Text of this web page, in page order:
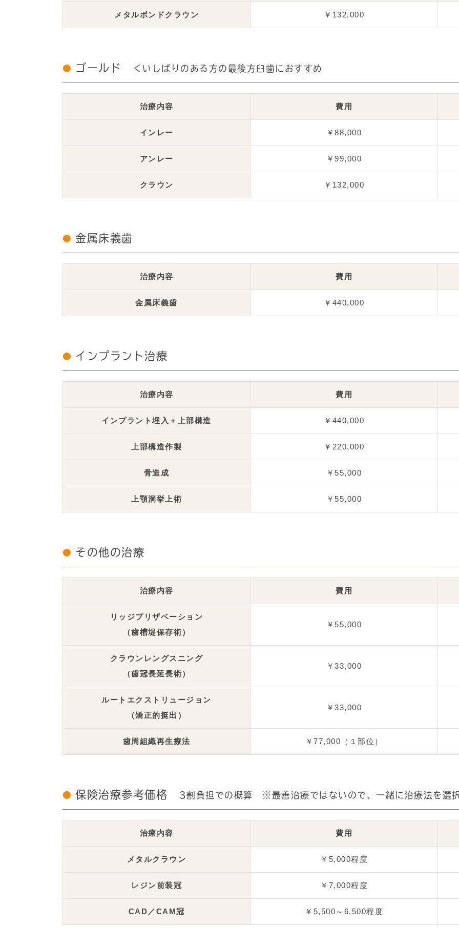
メタルボンドクラウン ￥132,000
ゴールド くいしばりのある方の最後方臼歯におすすめ
治療内容 費用
インレー ￥88,000
アンレー ￥99,000
クラウン ￥132,000
金属床義歯
治療内容 費用
金属床義歯 ￥440,000
インプラント治療
治療内容 費用
インプラント埋入＋上部構造 ￥440,000
上部構造作製 ￥220,000
骨造成 ￥55,000
上顎洞挙上術 ￥55,000
その他の治療
治療内容 費用
リッジプリザベーション
（歯槽堤保存術）
￥55,000
クラウンレングスニング
（歯冠長延長術）
￥33,000
ルートエクストリュージョン
（矯正的挺出）
￥33,000
歯周組織再生療法 ￥77,000（１部位）
保険治療参考価格 3割負担での概算 ※最善治療ではないので、一緒に治療法を選
治療内容 費用
メタルクラウン ￥5,000程度
レジン前装冠 ￥7,000程度
CAD／CAM冠 ￥5,500～6,500程度